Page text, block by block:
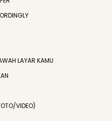
LAYAR KAMU
VIDEO)